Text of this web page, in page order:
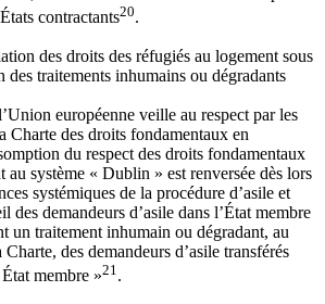
contractants20.
des droits des réfugiés au logement sous
des traitements inhumains ou dégradants
européenne veille au respect par les
Charte des droits fondamentaux en
du respect des droits fondamentaux
au système « Dublin » est renversée dès lors
systémiques de la procédure d’asile et
des demandeurs d’asile dans l’État membre
un traitement inhumain ou dégradant, au
des demandeurs d’asile transférés
membre »21 .